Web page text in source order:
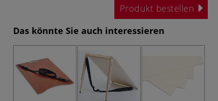
Produkt bestellen
Das könnte Sie auch interessieren